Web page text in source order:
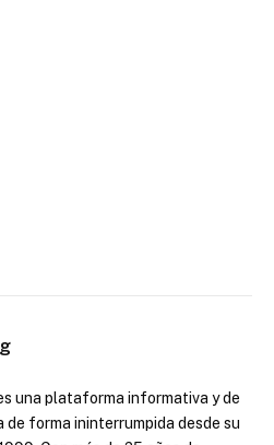
una plataforma informativa y de
de forma ininterrumpida desde su